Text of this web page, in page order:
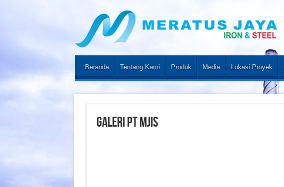
Beranda Tentang Kami Produk Media Lokasi Proyek
Galeri PT MJIS